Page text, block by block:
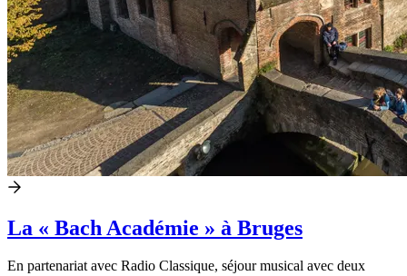
La « Bach Académie » à Bruges
En partenariat avec Radio Classique, séjour musical avec deux